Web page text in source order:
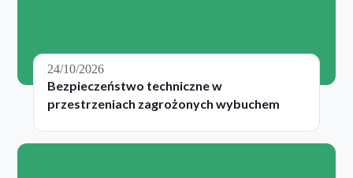
24/10/2026
Bezpieczeństwo techniczne w
przestrzeniach zagrożonych wybuchem